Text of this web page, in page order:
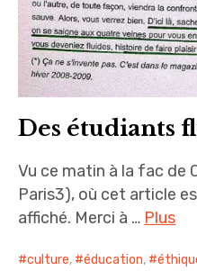
Des étudiants
Vu ce matin à la fac de
Paris3), où cet article
affiché. Merci à … Plus
culture, éducation,